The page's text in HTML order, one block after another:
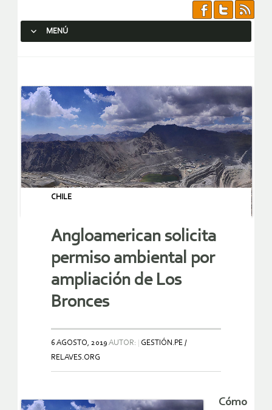
MENÚ
CHILE
Angloamerican solicita
permiso ambiental por
ampliación de Los
Bronces
6 AGOSTO, 2019 AUTOR:
GESTIÓN.PE /
RELAVES.ORG
Cómo